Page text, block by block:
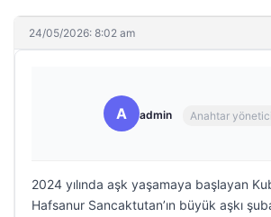
24/05/2026: 8:02 am
A admin Anahtar yönetici
2024 yılında aşk yaşamaya başlayan
Hafsanur Sancaktutan’ın büyük aşkı